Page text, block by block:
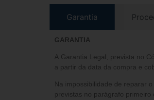
Garantia
GARANTIA
A Garantia Legal, prevista no
a partir da data da compra e
Na impossibilidade de reparar
previstas no parágrafo